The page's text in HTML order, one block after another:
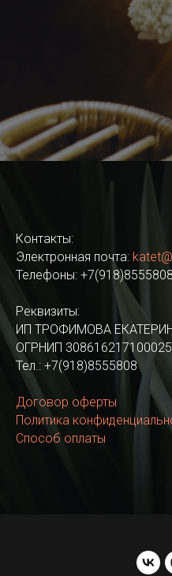
Контакты:
Электронная почта:
Телефоны: +7(918)8555808
Реквизиты:
ИП ТРОФИМОВА
ОГРНИП
Тел.: +7(918)8555808
Договор оферты
Политика
Способ оплаты